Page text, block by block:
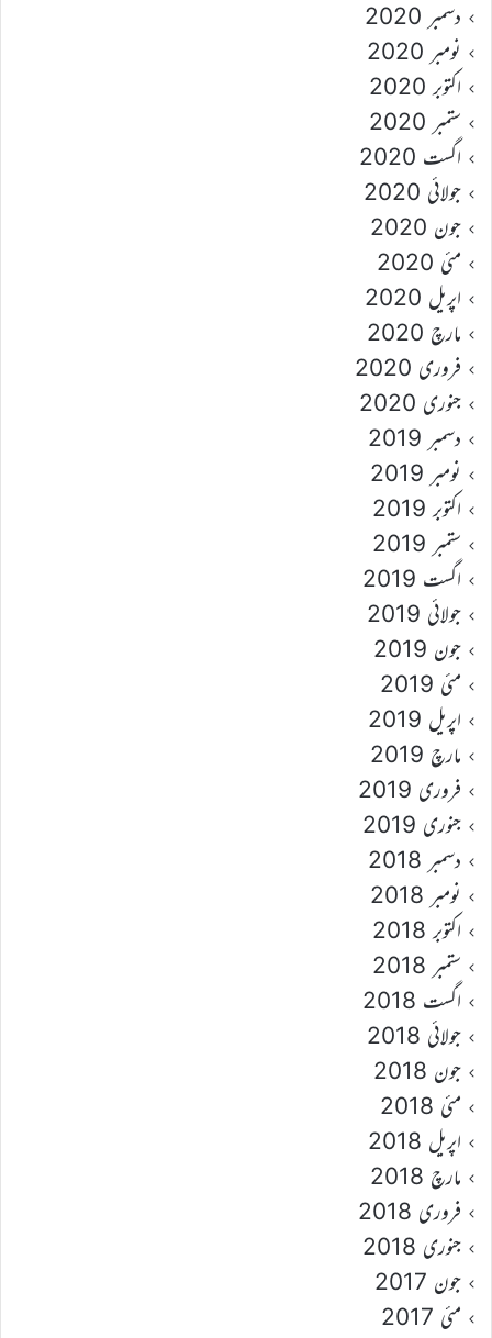
دسمبر 2020
نومبر 2020
اکتوبر 2020
ستمبر 2020
اگست 2020
جولائی 2020
جون 2020
مئی 2020
اپریل 2020
مارچ 2020
فروری 2020
جنوری 2020
دسمبر 2019
نومبر 2019
اکتوبر 2019
ستمبر 2019
اگست 2019
جولائی 2019
جون 2019
مئی 2019
اپریل 2019
مارچ 2019
فروری 2019
جنوری 2019
دسمبر 2018
نومبر 2018
اکتوبر 2018
ستمبر 2018
اگست 2018
جولائی 2018
جون 2018
مئی 2018
اپریل 2018
مارچ 2018
فروری 2018
جنوری 2018
جون 2017
مئی 2017